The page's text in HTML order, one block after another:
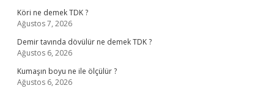
Köri ne demek TDK ?
Ağustos 7, 2026
Demir tavında dövülür ne demek TDK ?
Ağustos 6, 2026
Kumaşın boyu ne ile ölçülür ?
Ağustos 6, 2026